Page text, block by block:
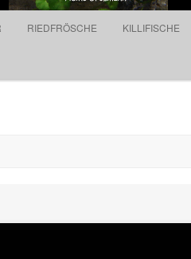
RIEDFRÖSCHE KILLIFISCHE